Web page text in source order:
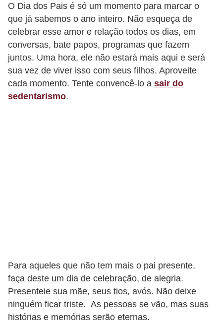
O Dia dos Pais é só um momento para marcar o
que já sabemos o ano inteiro. Não esqueça de
celebrar esse amor e relação todos os dias, em
conversas, bate papos, programas que fazem
juntos. Uma hora, ele não estará mais aqui e será
sua vez de viver isso com seus filhos. Aproveite
cada momento. Tente convencê-lo a sair do
sedentarismo.
Para aqueles que não tem mais o pai presente,
faça deste um dia de celebração, de alegria.
Presenteie sua mãe, seus tios, avós. Não deixe
ninguém ficar triste. As pessoas se vão, mas suas
histórias e memórias serão eternas.
u
p
a
s
e
a
c
ú
d